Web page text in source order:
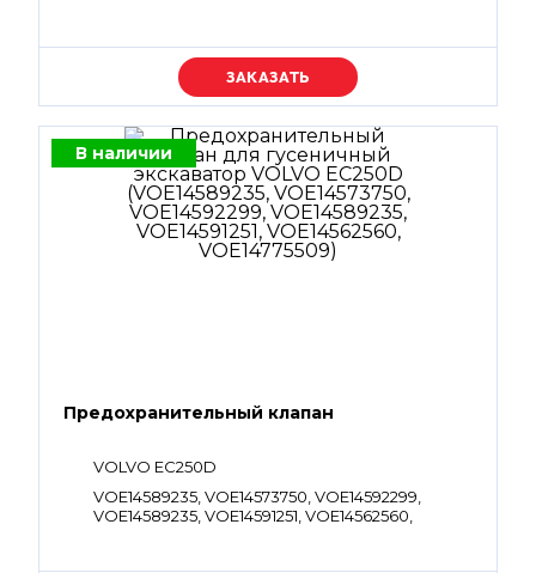
Уточняйте цену
В наличии
Предохранительный клапан
VOLVO EC250D
VOE14589235, VOE14573750, VOE14592299,
VOE14589235, VOE14591251, VOE14562560,